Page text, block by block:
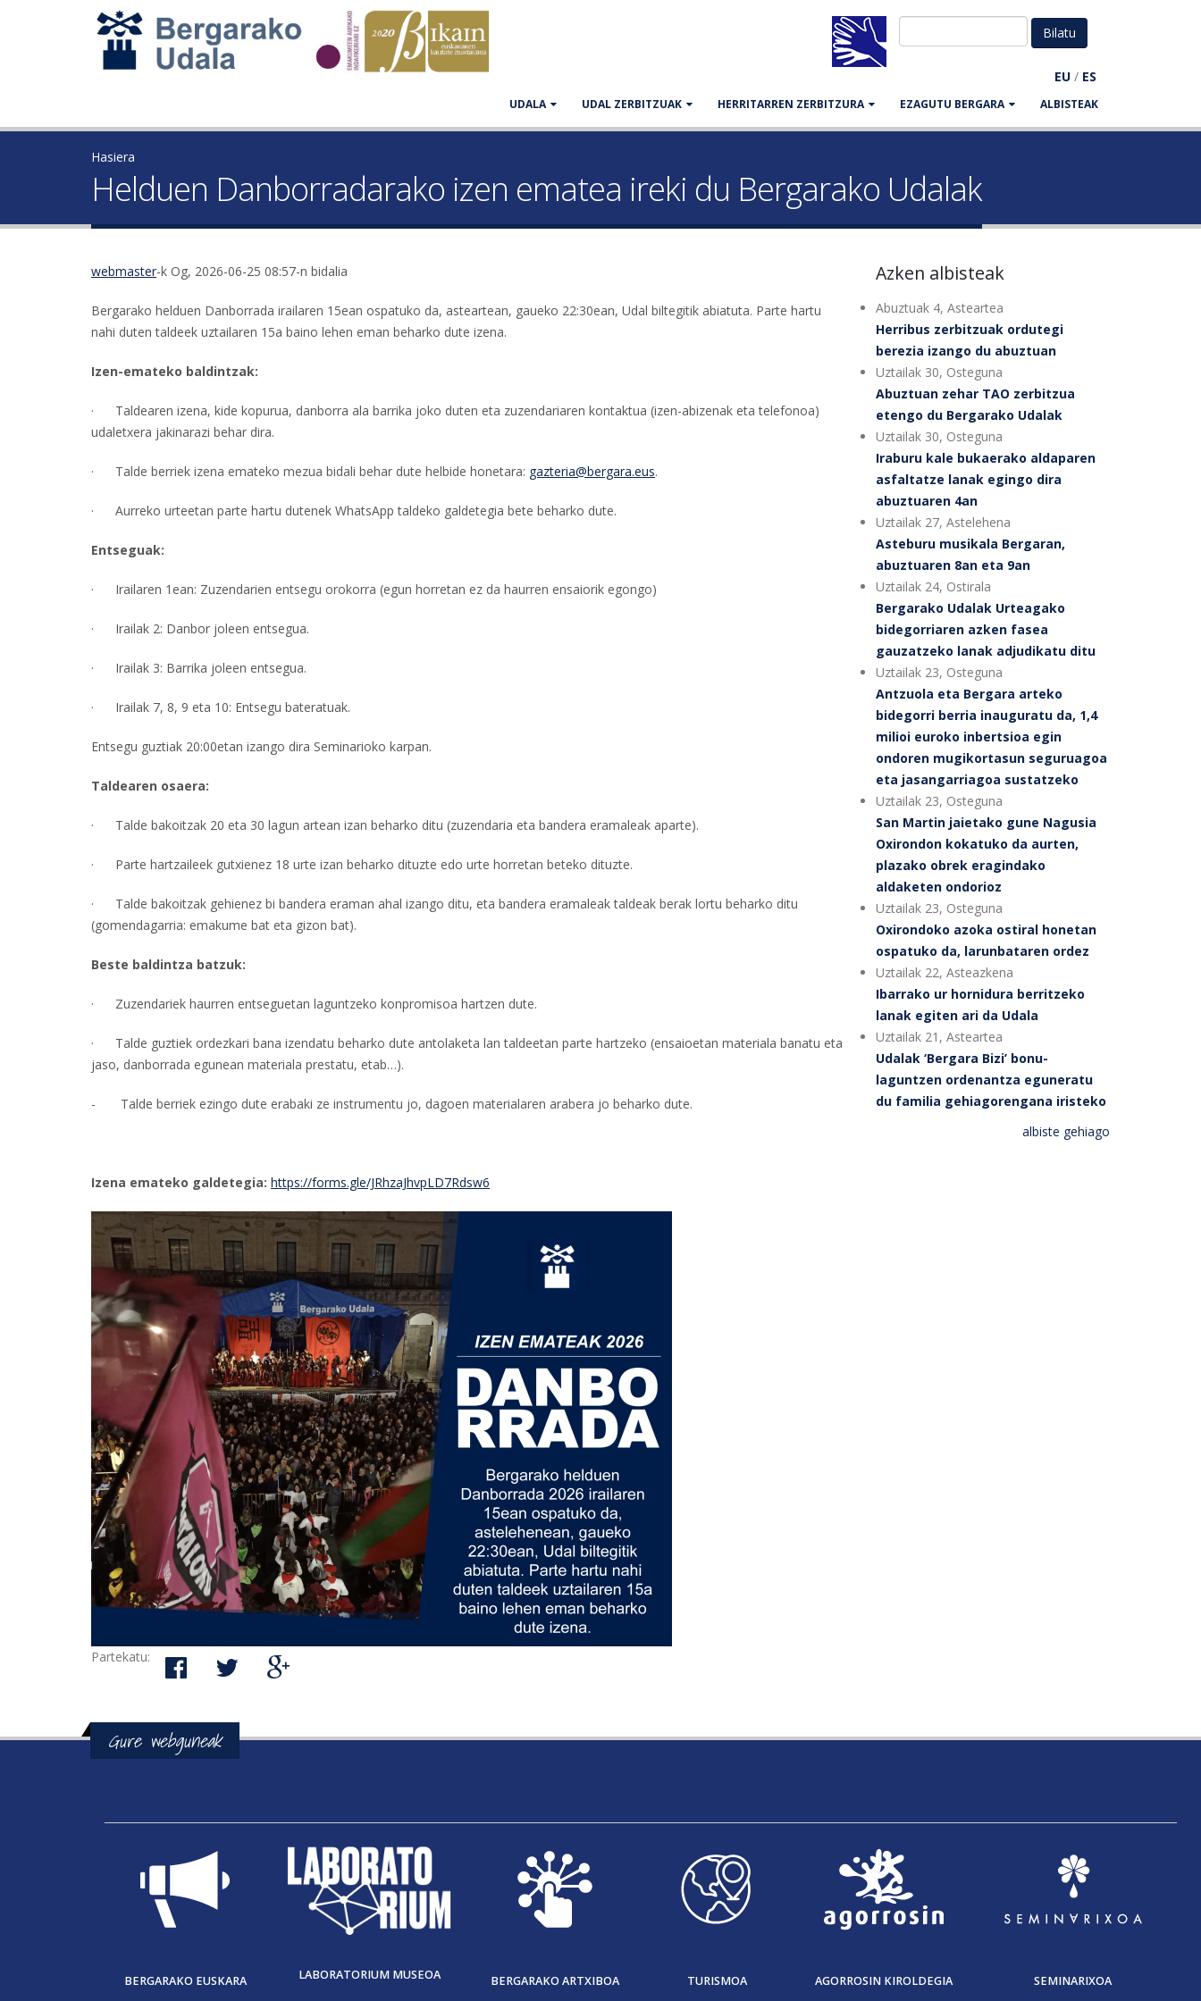
EU / ES
UDALA UDAL ZERBITZUAK HERRITARREN ZERBITZURA EZAGUTU BERGARA ALBISTEAK
Hasiera
Helduen Danborradarako izen ematea ireki du Bergarako Udalak
webmaster-k Og, 2026-06-25 08:57-n bidalia
Bergarako helduen Danborrada irailaren 15ean ospatuko da, asteartean, gaueko 22:30ean, Udal biltegitik abiatuta. Parte hartu
nahi duten taldeek uztailaren 15a baino lehen eman beharko dute izena.
Izen-emateko baldintzak:
· Taldearen izena, kide kopurua, danborra ala barrika joko duten eta zuzendariaren kontaktua (izen-abizenak eta telefonoa)
udaletxera jakinarazi behar dira.
· Talde berriek izena emateko mezua bidali behar dute helbide honetara: gazteria@bergara.eus.
· Aurreko urteetan parte hartu dutenek WhatsApp taldeko galdetegia bete beharko dute.
Entseguak:
· Irailaren 1ean: Zuzendarien entsegu orokorra (egun horretan ez da haurren ensaiorik egongo)
· Irailak 2: Danbor joleen entsegua.
· Irailak 3: Barrika joleen entsegua.
· Irailak 7, 8, 9 eta 10: Entsegu bateratuak.
Entsegu guztiak 20:00etan izango dira Seminarioko karpan.
Taldearen osaera:
· Talde bakoitzak 20 eta 30 lagun artean izan beharko ditu (zuzendaria eta bandera eramaleak aparte).
· Parte hartzaileek gutxienez 18 urte izan beharko dituzte edo urte horretan beteko dituzte.
· Talde bakoitzak gehienez bi bandera eraman ahal izango ditu, eta bandera eramaleak taldeak berak lortu beharko ditu
(gomendagarria: emakume bat eta gizon bat).
Beste baldintza batzuk:
· Zuzendariek haurren entseguetan laguntzeko konpromisoa hartzen dute.
· Talde guztiek ordezkari bana izendatu beharko dute antolaketa lan taldeetan parte hartzeko (ensaioetan materiala banatu eta
jaso, danborrada egunean materiala prestatu, etab…).
- Talde berriek ezingo dute erabaki ze instrumentu jo, dagoen materialaren arabera jo beharko dute.
Izena emateko galdetegia: https://forms.gle/JRhzaJhvpLD7Rdsw6
Partekatu:
Azken albisteak
Abuztuak 4, Asteartea
Herribus zerbitzuak ordutegi
berezia izango du abuztuan
Uztailak 30, Osteguna
Abuztuan zehar TAO zerbitzua
etengo du Bergarako Udalak
Uztailak 30, Osteguna
Iraburu kale bukaerako aldaparen
asfaltatze lanak egingo dira
abuztuaren 4an
Uztailak 27, Astelehena
Asteburu musikala Bergaran,
abuztuaren 8an eta 9an
Uztailak 24, Ostirala
Bergarako Udalak Urteagako
bidegorriaren azken fasea
gauzatzeko lanak adjudikatu ditu
Uztailak 23, Osteguna
Antzuola eta Bergara arteko
bidegorri berria inauguratu da, 1,4
milioi euroko inbertsioa egin
ondoren mugikortasun seguruagoa
eta jasangarriagoa sustatzeko
Uztailak 23, Osteguna
San Martin jaietako gune Nagusia
Oxirondon kokatuko da aurten,
plazako obrek eragindako
aldaketen ondorioz
Uztailak 23, Osteguna
Oxirondoko azoka ostiral honetan
ospatuko da, larunbataren ordez
Uztailak 22, Asteazkena
Ibarrako ur hornidura berritzeko
lanak egiten ari da Udala
Uztailak 21, Asteartea
Udalak ‘Bergara Bizi’ bonu-
laguntzen ordenantza eguneratu
du familia gehiagorengana iristeko
albiste gehiago
Gure webguneak
BERGARAKO EUSKARA LABORATORIUM MUSEOA BERGARAKO ARTXIBOA TURISMOA AGORROSIN KIROLDEGIA SEMINARIXOA